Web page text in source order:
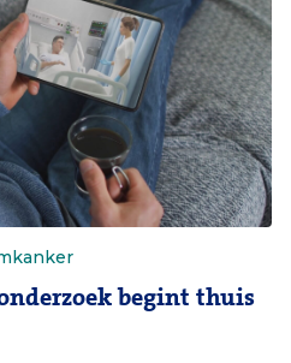
begint thuis